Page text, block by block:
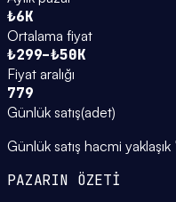
₺6K
Ortalama fiyat
₺299–₺50K
Fiyat aralığı
779
Günlük satış(adet)
Günlük satış hacmi yaklaşık
PAZARIN ÖZETİ